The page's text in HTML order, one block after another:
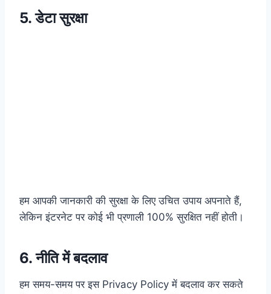
5. डेटा सुरक्षा
हम आपकी जानकारी की सुरक्षा के लिए उचित उपाय अपनाते हैं,
लेकिन इंटरनेट पर कोई भी प्रणाली 100% सुरक्षित नहीं होती।
6. नीति में बदलाव
हम समय-समय पर इस Privacy Policy में बदलाव कर सकते